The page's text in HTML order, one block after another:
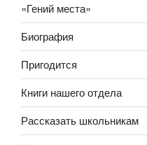
«Гений места»
Биография
Пригодится
Книги нашего отдела
Рассказать школьникам